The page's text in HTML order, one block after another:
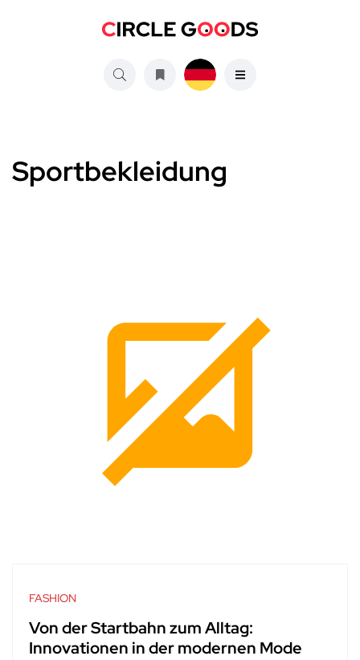
Sportbekleidung
FASHION
Von der Startbahn zum Alltag:
Innovationen in der modernen Mode